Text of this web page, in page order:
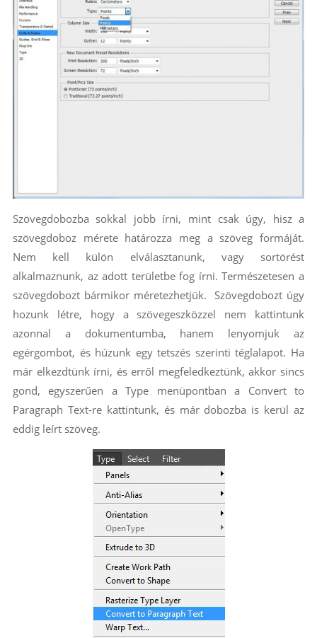
Szövegdobozba sokkal jobb írni, mint csak úgy, hisz a
szövegdoboz mérete határozza meg a szöveg formáját.
Nem kell külön elválasztanunk, vagy sortörést
alkalmaznunk, az adott területbe fog írni. Természetesen a
szövegdobozt bármikor méretezhetjük. Szövegdobozt úgy
hozunk létre, hogy a szövegeszközzel nem kattintunk
azonnal a dokumentumba, hanem lenyomjuk az
egérgombot, és húzunk egy tetszés szerinti téglalapot. Ha
már elkezdtünk írni, és erről megfeledkeztünk, akkor sincs
gond, egyszerűen a Type menüpontban a Convert to
Paragraph Text-re kattintunk, és már dobozba is kerül az
eddig leírt szöveg.